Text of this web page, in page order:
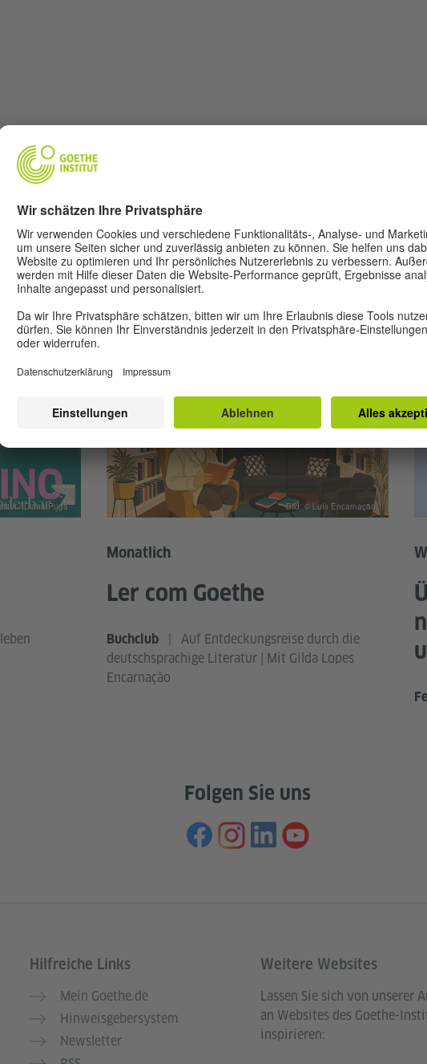
Ein Systemfehler ist aufgetreten. Versuchen Sie es später noch
/ Diana Puga
Monatlich
Ler com Goethe
Buchclub |
Auf Entdeckungsreise durch die
deutschsprachige Literatur | Mit Gilda Lopes
Encarnação
Bild: © Luís Encarnação
Folgen Sie uns
Hilfreiche Links
Mein Goethe.de
Hinweisgebersystem
Newsletter
Weitere Websites
Lassen Sie sich von unserer
an Websites des Goethe-
inspirieren: